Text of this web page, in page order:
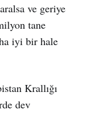
ve geriye
tane
iyi bir hale
Krallığı
dev